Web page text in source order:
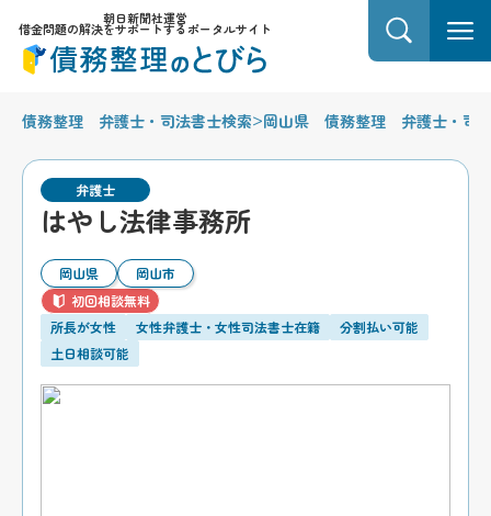
朝日新聞社運営
借金問題の解決をサポートするポータルサイト
債務整理 弁護士・司法書士検索>岡山県 債務整理 弁護士・司
弁護士
はやし法律事務所
岡山県
岡山市
初回相談無料
所長が女性
女性弁護士・女性司法書士在籍
分割払い可能
土日相談可能